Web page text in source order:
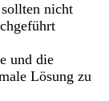
nicht
und die
Lösung zu